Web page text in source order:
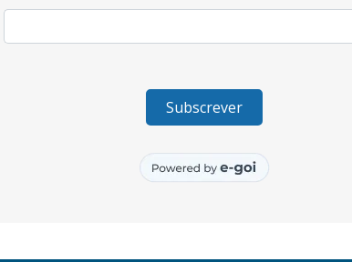
Folha Volante, o livro
sonoras para
quem convive com
polifónica que
criar futuros
e Joana Sá,
participaram no